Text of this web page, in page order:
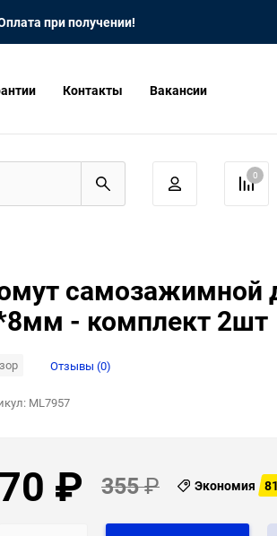
при получении!
Контакты Вакансии
0
самозажимной
- комплект 2шт
Отзывы (0)
ML7957
70 ₽ 355₽ Экономия